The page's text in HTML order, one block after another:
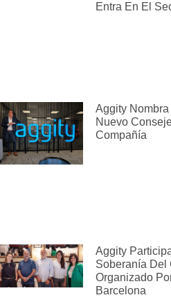
Entra En El
Aggity Nombra
Nuevo
Compañía
Aggity
Soberanía Del
Organizado
Barcelona